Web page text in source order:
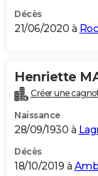
Décès
21/06/2020 à
Henriette
Créer une
Naissance
28/09/1930 à
Décès
18/10/2019 à